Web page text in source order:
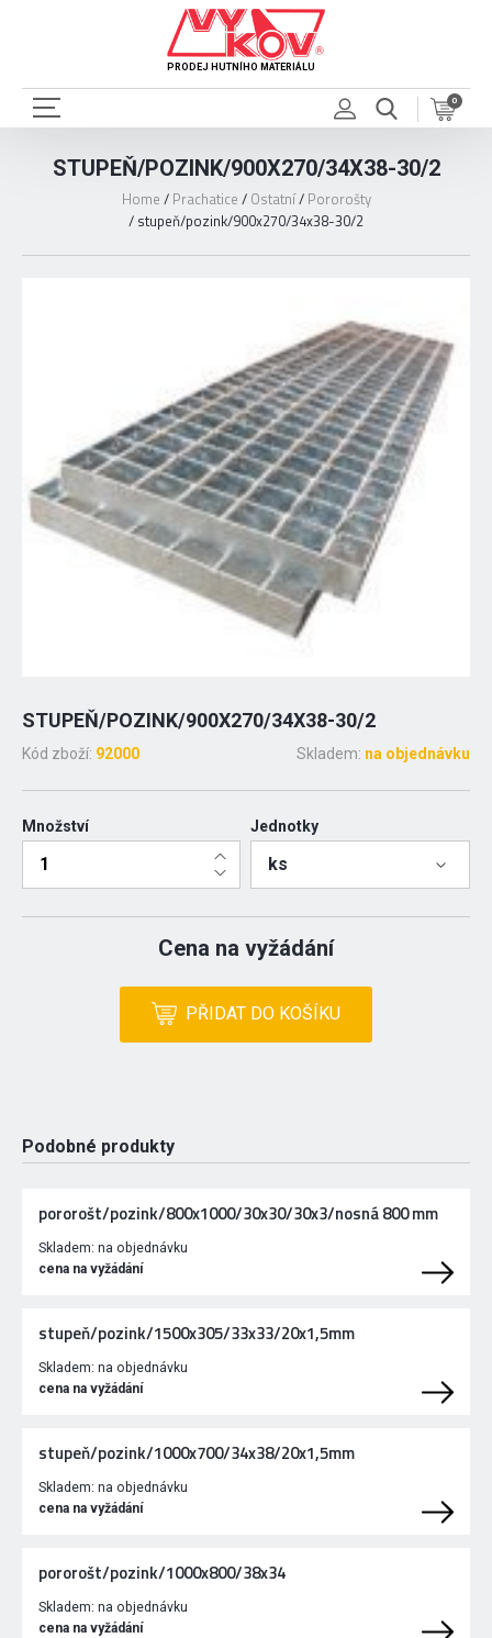
PRODEJ HUTNÍHO MATERIÁLU
0
STUPEŇ/POZINK/900X270/34X38-30/2
Home / Prachatice / Ostatní/ Pororošty
/ stupeň/pozink/900x270/34x38-30/2
STUPEŇ/POZINK/900X270/34X38-30/2
Kód zboží: 92000 Skladem: na objednávku
Množství Jednotky
ks
Cena na vyžádání
PŘIDAT DO KOŠÍKU
Podobné produkty
pororošt/pozink/800x1000/30x30/30x3/nosná 800 mm
Skladem: na objednávku
cena na vyžádání
stupeň/pozink/1500x305/33x33/20x1,5mm
Skladem: na objednávku
cena na vyžádání
stupeň/pozink/1000x700/34x38/20x1,5mm
Skladem: na objednávku
cena na vyžádání
pororošt/pozink/1000x800/38x34
Skladem: na objednávku
cena na vyžádání